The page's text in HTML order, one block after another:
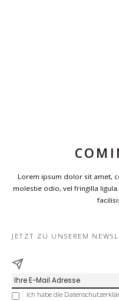
Lorem ipsum dolor sit amet,
molestie odio, vel fringilla
JETZT ZU UNSEREM
Ich habe die